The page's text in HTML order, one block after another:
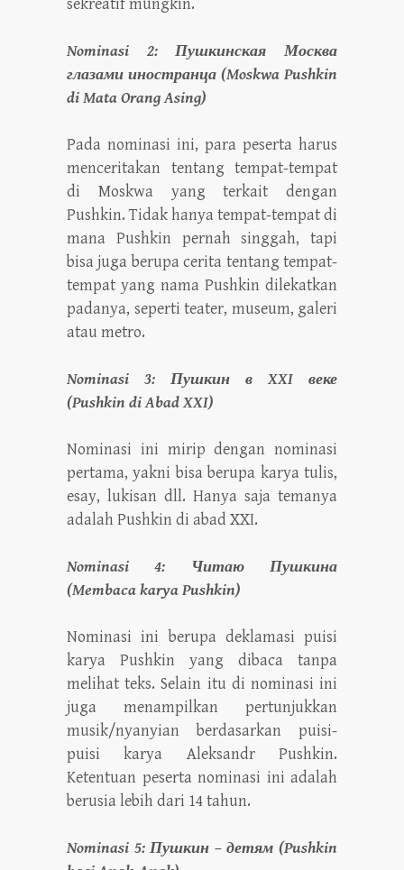
sekreatif mungkin.
Nominasi 2: Пушкинская Москва
глазами иностранца (Moskwa Pushkin
di Mata Orang Asing)
Pada nominasi ini, para peserta harus
menceritakan tentang tempat-tempat
di Moskwa yang terkait dengan
Pushkin. Tidak hanya tempat-tempat di
mana Pushkin pernah singgah, tapi
bisa juga berupa cerita tentang tempat-
tempat yang nama Pushkin dilekatkan
padanya, seperti teater, museum, galeri
atau metro.
Nominasi 3: Пушкин в XXI веке
(Pushkin di Abad XXI)
Nominasi ini mirip dengan nominasi
pertama, yakni bisa berupa karya tulis,
esay, lukisan dll. Hanya saja temanya
adalah Pushkin di abad XXI.
Nominasi 4: Читаю Пушкина
(Membaca karya Pushkin)
Nominasi ini berupa deklamasi puisi
karya Pushkin yang dibaca tanpa
melihat teks. Selain itu di nominasi ini
juga menampilkan pertunjukkan
musik/nyanyian berdasarkan puisi-
puisi karya Aleksandr Pushkin.
Ketentuan peserta nominasi ini adalah
berusia lebih dari 14 tahun.
Nominasi 5: Пушкин – детям (Pushkin